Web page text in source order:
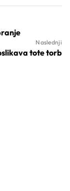
Naslednji
tote torb